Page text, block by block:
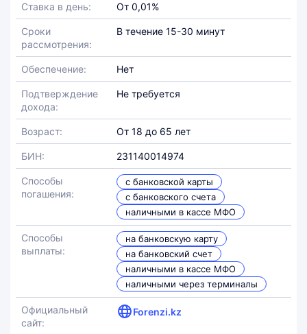
Ставка в день: От 0,01%
Сроки
рассмотрения:
В течение 15-30 минут
Обеспечение: Нет
Подтверждение
дохода:
Не требуется
Возраст: От 18 до 65 лет
БИН: 231140014974
Способы
погашения:
с банковской карты
с банковского счета
наличными в кассе МФО
Способы
выплаты:
на банковскую карту
на банковский счет
наличными в кассе МФО
наличными через терминалы
Официальный
сайт:
Forenzi.kz